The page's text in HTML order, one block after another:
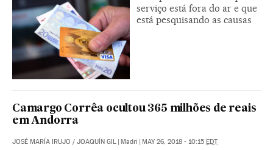
serviço está fora do ar e que
está pesquisando as causas
Camargo Corrêa ocultou 365 milhões de reais
em Andorra
JOSÉ MARÍA IRUJO / JOAQUÍN GIL | Madri | MAY 26, 2018 - 10:15 EDT